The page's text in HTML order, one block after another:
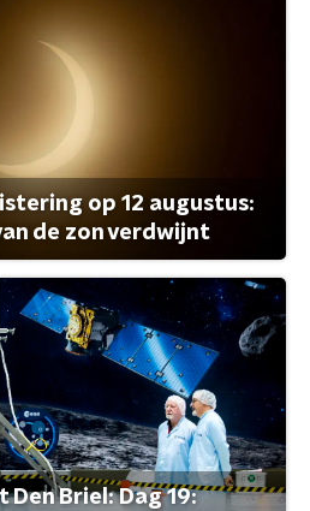
op 12 augustus:
de zon verdwijnt
Den Briel: Dag 19: